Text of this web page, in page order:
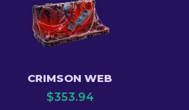
CRIMSON WEB
$353.94